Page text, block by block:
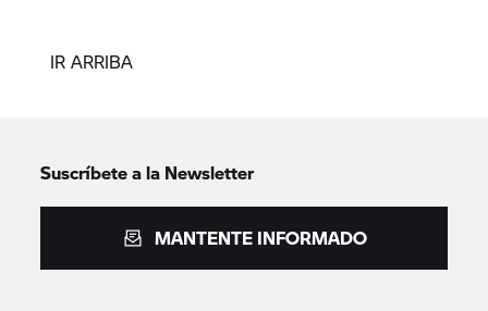
IR ARRIBA
Suscríbete a la Newsletter
MANTENTE INFORMADO